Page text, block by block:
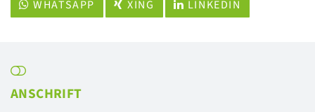
WHATSAPP
XING LINKEDIN
ANSCHRIFT